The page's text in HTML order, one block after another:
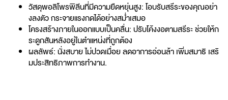
วัสดุพอลิโพรพิลีนที่มีความยืดหยุ่นสูง: โอบรับสรีระของคุณอย่า
งลงตัว กระจายแรงกดได้อย่างสม่ำเสมอ
โครงสร้างภายในออกแบบเป็นคลื่น: ปรับโค้งงอตามสรีระ ช่วยให้ก
ระดูกสันหลังอยู่ในตำแหน่งที่ถูกต้อง
ผลลัพธ์: นั่งสบาย ไม่ปวดเมื่อย ลดอาการอ่อนล้า เพิ่มสมาธิ เสริ
มประสิทธิภาพการทำงาน.